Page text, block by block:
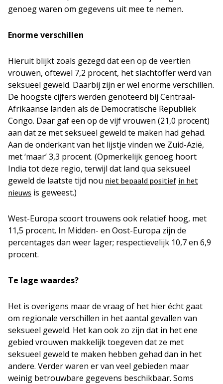
genoeg waren om gegevens uit mee te nemen.
Enorme verschillen
Hieruit blijkt zoals gezegd dat een op de veertien
vrouwen, oftewel 7,2 procent, het slachtoffer werd van
seksueel geweld. Daarbij zijn er wel enorme verschillen.
De hoogste cijfers werden genoteerd bij Centraal-
Afrikaanse landen als de Democratische Republiek
Congo. Daar gaf een op de vijf vrouwen (21,0 procent)
aan dat ze met seksueel geweld te maken had gehad.
Aan de onderkant van het lijstje vinden we Zuid-Azië,
met ‘maar’ 3,3 procent. (Opmerkelijk genoeg hoort
India tot deze regio, terwijl dat land qua seksueel
geweld de laatste tijd nou niet bepaald positief in het
nieuws is geweest.)
West-Europa scoort trouwens ook relatief hoog, met
11,5 procent. In Midden- en Oost-Europa zijn de
percentages dan weer lager; respectievelijk 10,7 en 6,9
procent.
Te lage waardes?
Het is overigens maar de vraag of het hier écht gaat
om regionale verschillen in het aantal gevallen van
seksueel geweld. Het kan ook zo zijn dat in het ene
gebied vrouwen makkelijk toegeven dat ze met
seksueel geweld te maken hebben gehad dan in het
andere. Verder waren er van veel gebieden maar
weinig betrouwbare gegevens beschikbaar. Soms